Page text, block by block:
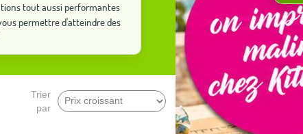
tout aussi performantes
permettre d'atteindre des
Trier
par